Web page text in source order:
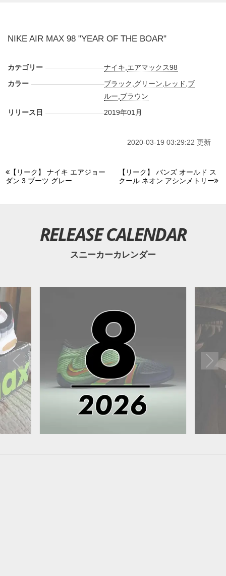
NIKE AIR MAX 98 "YEAR OF THE BOAR"
カテゴリー ナイキ エアマックス98
カラー
ブラック グリーン レッド ブ
ルー ブラウン
リリース日
2019年01月
2020-03-19 03:29:22 更新
【リーク】 ナイキ エアジョー
ダン 3 ブーツ グレー
【リーク】 バンズ オールド ス
クール ネオン アシンメトリー
RELEASE CALENDAR
スニーカーカレンダー